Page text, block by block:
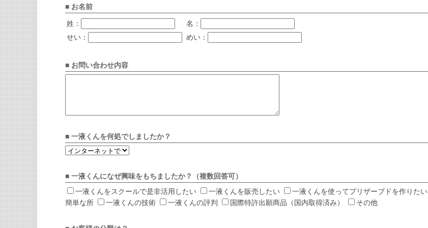
■ お名前
姓：
名：
せい：
めい：
■ お問い合わせ内容
■ 一液くんを何処でしましたか？
■ 一液くんになぜ興味をもちましたか？（複数回答可）
一液くんをスクールで是非活用したい
一液くんを販売したい 一液くんを使ってプリザーブドを作りたい
簡単な所
一液くんの技術 一液くんの評判 国際特許出願商品（国内取得済み） その他